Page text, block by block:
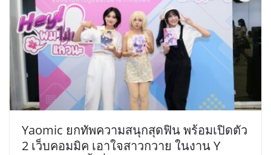
Yaomic ยกทัพความสนุกสุดฟิน พร้อมเปิดตัว
2 เว็บคอมมิค เอาใจสาวกวาย ในงาน Y